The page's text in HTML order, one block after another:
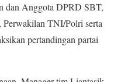
dan Anggota DPRD SBT,
TNI/Polri serta
pertandingan partai